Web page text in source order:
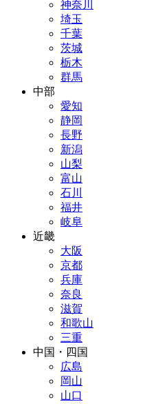
神奈川
埼玉
千葉
茨城
栃木
群馬
中部
愛知
静岡
長野
新潟
山梨
富山
石川
福井
岐阜
近畿
大阪
京都
兵庫
奈良
滋賀
和歌山
三重
中国・四国
広島
岡山
山口